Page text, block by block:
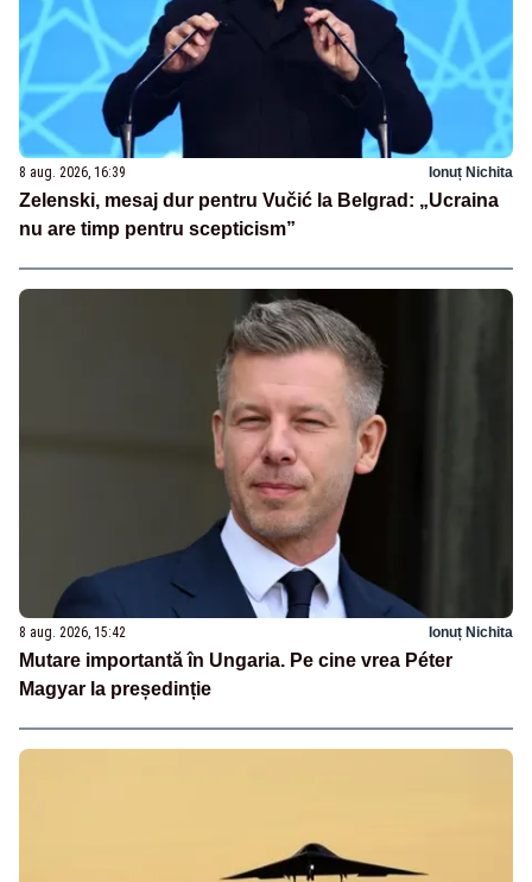
8 aug. 2026, 16:39 Ionuț Nichita
Zelenski, mesaj dur pentru Vučić la Belgrad: „Ucraina
nu are timp pentru scepticism”
8 aug. 2026, 15:42 Ionuț Nichita
Mutare importantă în Ungaria. Pe cine vrea Péter
Magyar la președinție